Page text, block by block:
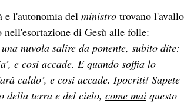
e l'autonomia del ministro trovano l'avallo
di Gesù alle folle:
una nuvola salire da ponente, subito dite:
e così accade. E quando soffia lo
caldo’, e così accade. Ipocriti! Sapete
della terra e del cielo, come mai questo